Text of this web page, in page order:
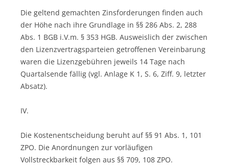
Die geltend gemachten Zinsforderungen finden auch
der Höhe nach ihre Grundlage in §§ 286 Abs. 2, 288
Abs. 1 BGB i.V.m. § 353 HGB. Ausweislich der zwischen
den Lizenzvertragsparteien getroffenen Vereinbarung
waren die Lizenzgebühren jeweils 14 Tage nach
Quartalsende fällig (vgl. Anlage K 1, S. 6, Ziff. 9, letzter
Absatz).
IV.
Die Kostenentscheidung beruht auf §§ 91 Abs. 1, 101
ZPO. Die Anordnungen zur vorläufigen
Vollstreckbarkeit folgen aus §§ 709, 108 ZPO.